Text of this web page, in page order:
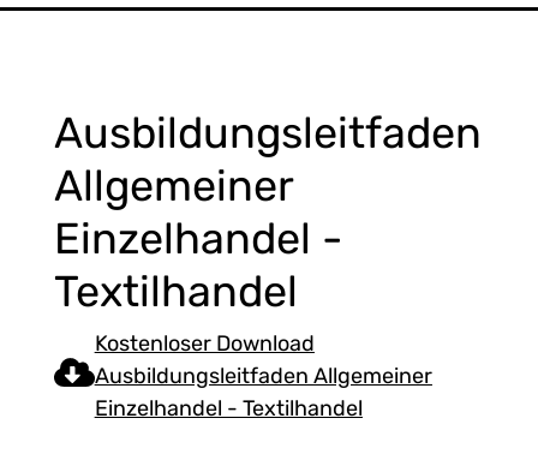
Ausbildungsleitfaden
Allgemeiner
Einzelhandel -
Textilhandel
Kostenloser Download
Ausbildungsleitfaden Allgemeiner
Einzelhandel - Textilhandel